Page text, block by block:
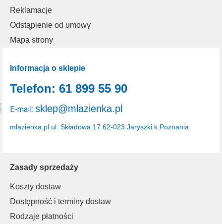
Reklamacje
Odstąpienie od umowy
Mapa strony
Zasady sprzedaży
Koszty dostaw
Dostępność i terminy dostaw
Rodzaje płatności
Informacja o sklepie
mlazienka.pl ul. Składowa 17 62-023 Jaryszki k.Poznania
Telefon: 61 899 55 90
E-mail: sklep@mlazienka.pl